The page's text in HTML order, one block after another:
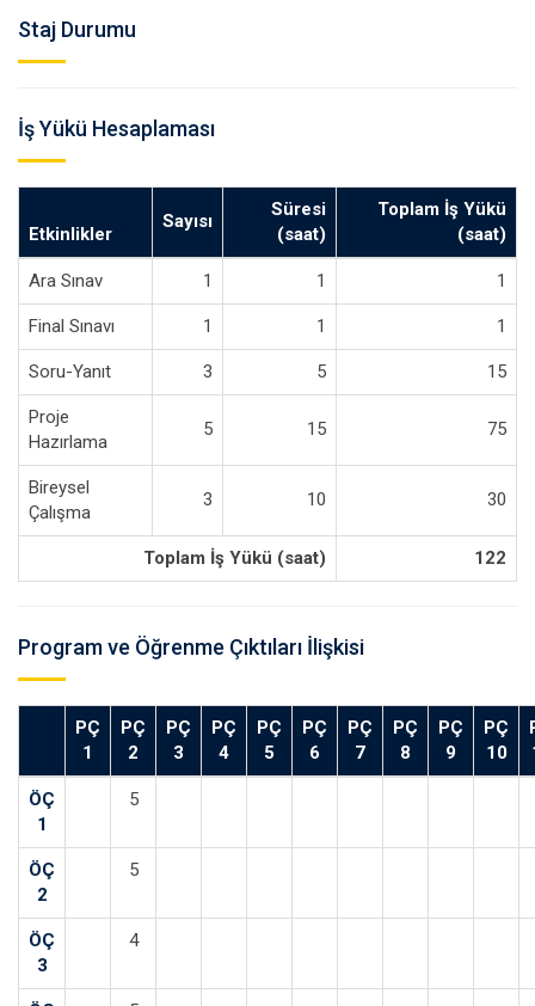
Staj Durumu
İş Yükü Hesaplaması
Etkinlikler
Sayısı
Süresi
(saat)
Toplam İş Yükü
(saat)
Ara Sınav 1 1 1
Final Sınavı 1 1 1
Soru-Yanıt 3 5 15
Proje
Hazırlama
5 15 75
Bireysel
Çalışma
3 10 30
Toplam İş Yükü (saat) 122
Program ve Öğrenme Çıktıları İlişkisi
PÇ
1
PÇ
2
PÇ
3
PÇ
4
PÇ
5
PÇ
6
PÇ
7
PÇ
8
PÇ
9
PÇ
10
ÖÇ
1
5
ÖÇ
2
5
ÖÇ
3
4